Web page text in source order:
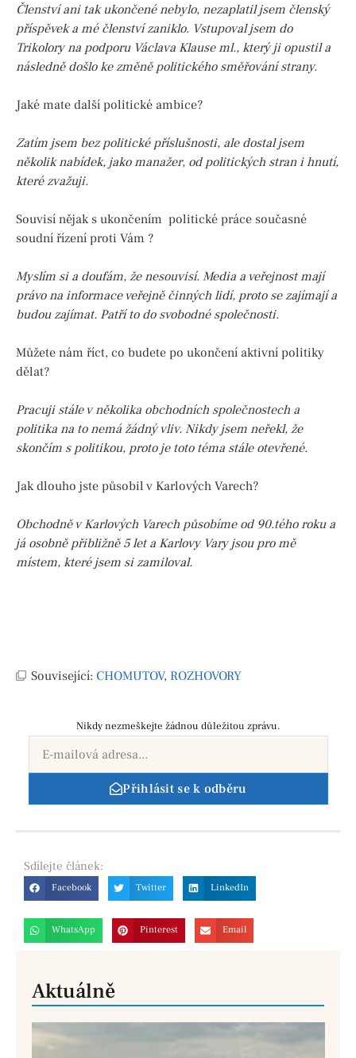
Členství ani tak ukončené nebylo, nezaplatil jsem členský
příspěvek a mé členství zaniklo. Vstupoval jsem do
Trikolory na podporu Václava Klause ml., který ji opustil a
následně došlo ke změně politického směřování strany.
Jaké mate další politické ambice?
Zatím jsem bez politické příslušnosti, ale dostal jsem
několik nabídek, jako manažer, od politických stran i hnutí,
které zvažuji.
Souvisí nějak s ukončením politické práce současné
soudní řízení proti Vám ?
Myslím si a doufám, že nesouvisí. Media a veřejnost mají
právo na informace veřejně činných lidí, proto se zajímají a
budou zajímat. Patří to do svobodné společnosti.
Můžete nám říct, co budete po ukončení aktivní politiky
dělat?
Pracuji stále v několika obchodních společnostech a
politika na to nemá žádný vliv. Nikdy jsem neřekl, že
skončím s politikou, proto je toto téma stále otevřené.
Jak dlouho jste působil v Karlových Varech?
Obchodně v Karlových Varech působíme od 90.tého roku a
já osobně přibližně 5 let a Karlovy Vary jsou pro mě
místem, které jsem si zamiloval.
Související: CHOMUTOV, ROZHOVORY
Nikdy nezmeškejte žádnou důležitou zprávu.
Přihlásit se k odběru
Sdílejte článek:
Facebook Twitter LinkedIn
WhatsApp Pinterest Email
Aktuálně